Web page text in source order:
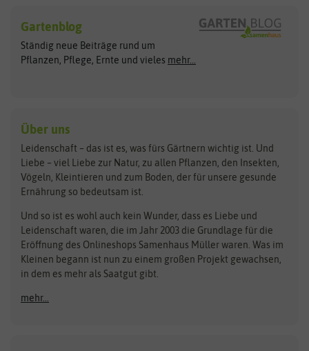
Exotische Samen
Gemüsesamen
Gründünger
Kräutersamen
Obstsamen
Pilzbrut
Rasensamen
Steckzwiebeln
Zimmer & Kübelpflanzen
Kataloge
Schnäppchen
Anzucht & Gartenzubehör
Anzuchtschalen
Arche Noah
ASB Greenworld
Benary
Bingenheimer Saatgut
Bionana
BIOWOL
Blumicorn
Bûten Birds
Clever Pots
COMPO
Dürr-Samen
Feldsaaten Freudenberger
Fertil
Flora Elite
Gartenblog
Ständig neue Beiträge rund um
Pflanzen, Pflege, Ernte und vieles mehr...
Über uns
Leidenschaft – das ist es, was fürs Gärtnern wichtig ist. Und
Liebe – viel Liebe zur Natur, zu allen Pflanzen, den Insekten,
Vögeln, Kleintieren und zum Boden, der für unsere gesunde
Ernährung so bedeutsam ist.
Und so ist es wohl auch kein Wunder, dass es Liebe und
Leidenschaft waren, die im Jahr 2003 die Grundlage für die
Eröffnung des Onlineshops Samenhaus Müller waren. Was im
Kleinen begann ist nun zu einem großen Projekt gewachsen,
in dem es mehr als Saatgut gibt.
mehr...